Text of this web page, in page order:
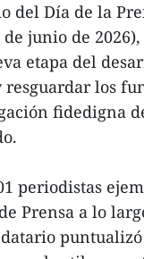
del Día de la
junio de
etapa del
resguardar los
fidedigna
periodistas
Prensa a lo